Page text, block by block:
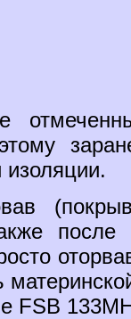
изоляции.
после
FSB